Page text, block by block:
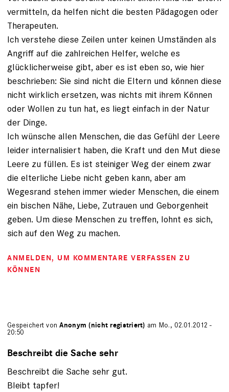
vermitteln, da helfen nicht die besten Pädagogen oder
Therapeuten.
Ich verstehe diese Zeilen unter keinen Umständen als
Angriff auf die zahlreichen Helfer, welche es
glücklicherweise gibt, aber es ist eben so, wie hier
beschrieben: Sie sind nicht die Eltern und können diese
nicht wirklich ersetzen, was nichts mit ihrem Können
oder Wollen zu tun hat, es liegt einfach in der Natur
der Dinge.
Ich wünsche allen Menschen, die das Gefühl der Leere
leider internalisiert haben, die Kraft und den Mut diese
Leere zu füllen. Es ist steiniger Weg der einem zwar
die elterliche Liebe nicht geben kann, aber am
Wegesrand stehen immer wieder Menschen, die einem
ein bischen Nähe, Liebe, Zutrauen und Geborgenheit
geben. Um diese Menschen zu treffen, lohnt es sich,
sich auf den Weg zu machen.
ANMELDEN, UM KOMMENTARE VERFASSEN ZU
KÖNNEN
Gespeichert vonAnonym (nicht registriert) am Mo., 02.01.2012 -
20:50
Beschreibt die Sache sehr
Beschreibt die Sache sehr gut.
Bleibt tapfer!